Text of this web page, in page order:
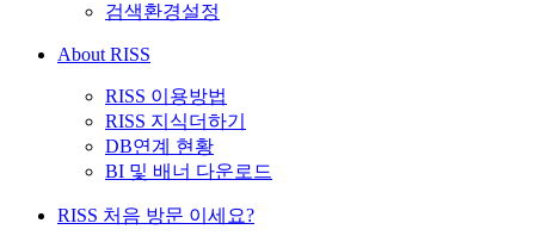
검색환경설정
About RISS
RISS 이용방법
RISS 지식더하기
DB연계 현황
BI 및 배너 다운로드
RISS 처음 방문 이세요?